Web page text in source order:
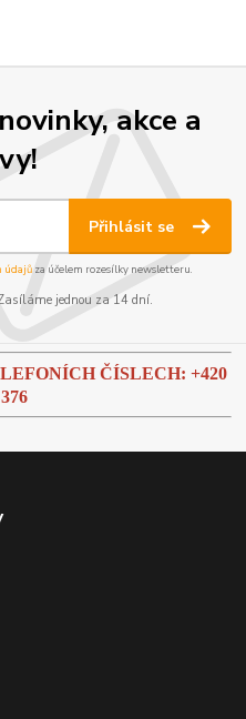
akce a
Přihlásit se
údajůza účelem rozesílky newsletteru.
jednou za 14 dní.
ČÍSLECH: +420